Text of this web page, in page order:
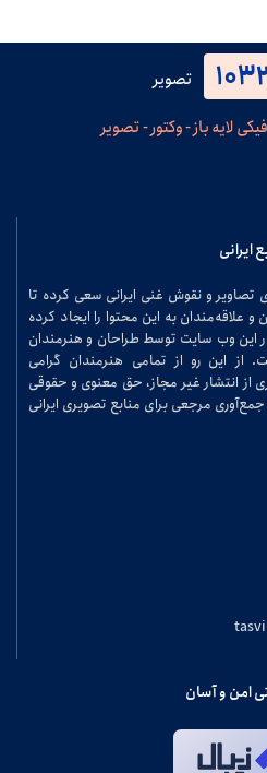
1032
تصویر
لایه باز - وکتور - تصویر
ایرانی
و نقوش غنی ایرانی سعی کرده تا
به این محتوا را ایجاد کرده
این وب سایت توسط طراحان و هنرمندان
از این رو از تمامی هنرمندان گرامی
از انتشار غیر مجاز، حق معنوی و حقوقی
مرجعی برای منابع تصویری ایرانی
امن و آسان